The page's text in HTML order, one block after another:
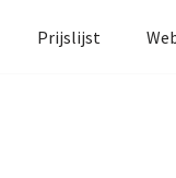
Prijslijst